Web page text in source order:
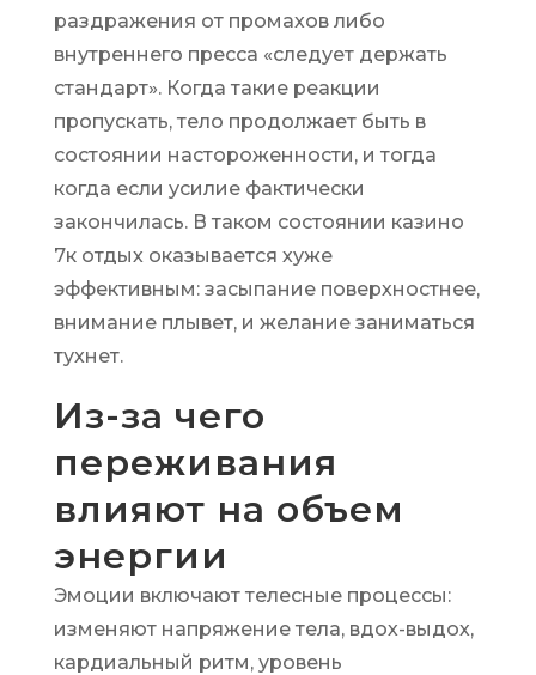
раздражения от промахов либо
внутреннего пресса «следует держать
стандарт». Когда такие реакции
пропускать, тело продолжает быть в
состоянии настороженности, и тогда
когда если усилие фактически
закончилась. В таком состоянии казино
7к отдых оказывается хуже
эффективным: засыпание поверхностнее,
внимание плывет, и желание заниматься
тухнет.
Из-за чего
переживания
влияют на объем
энергии
Эмоции включают телесные процессы:
изменяют напряжение тела, вдох-выдох,
кардиальный ритм, уровень